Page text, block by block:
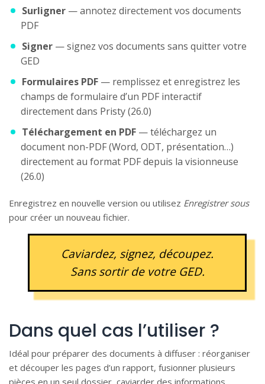
Surligner— annotez directement vos documents
PDF
Signer— signez vos documents sans quitter votre
GED
Formulaires PDF— remplissez et enregistrez les
champs de formulaire d’un PDF interactif
directement dans Pristy (26.0)
Téléchargement en PDF— téléchargez un
document non-PDF (Word, ODT, présentation…)
directement au format PDF depuis la visionneuse
(26.0)
Enregistrez en nouvelle version ou utilisez Enregistrer sous
pour créer un nouveau fichier.
Caviardez, signez, découpez.
Sans sortir de votre GED.
Dans quel cas l’utiliser ?
Idéal pour préparer des documents à diffuser : réorganiser
et découper les pages d’un rapport, fusionner plusieurs
pièces en un seul dossier, caviarder des informations